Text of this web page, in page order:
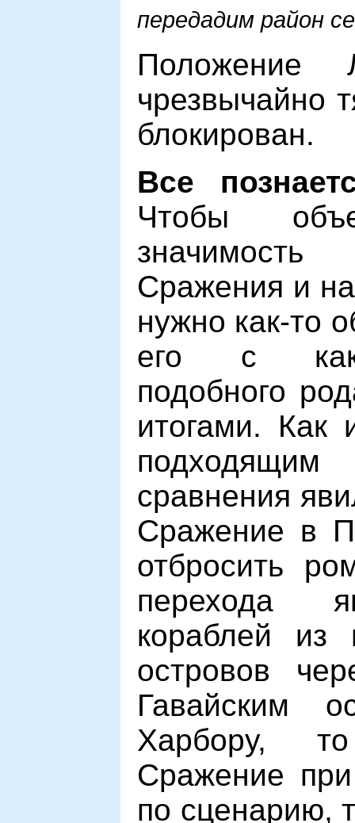
передадим район
Положение
чрезвычайно
блокирован.
Все
Чтобы
значимость
Сражения и
нужно как-то
его с
подобного
итогами. Как
подходящим
сравнения
Сражение в
отбросить
перехода
кораблей из
островов
Гавайским
Харбору,
Сражение
по сценарию,